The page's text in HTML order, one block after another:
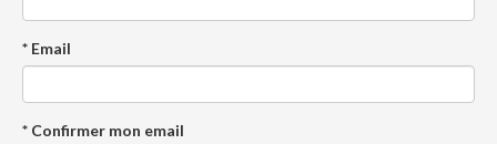
* Email
* Confirmer mon email